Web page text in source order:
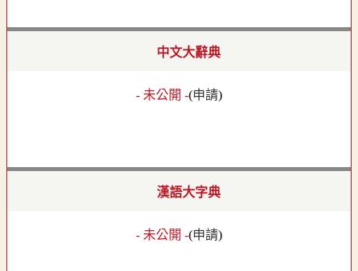
中文大辭典
- 未公開 -(申請)
漢語大字典
- 未公開 -(申請)